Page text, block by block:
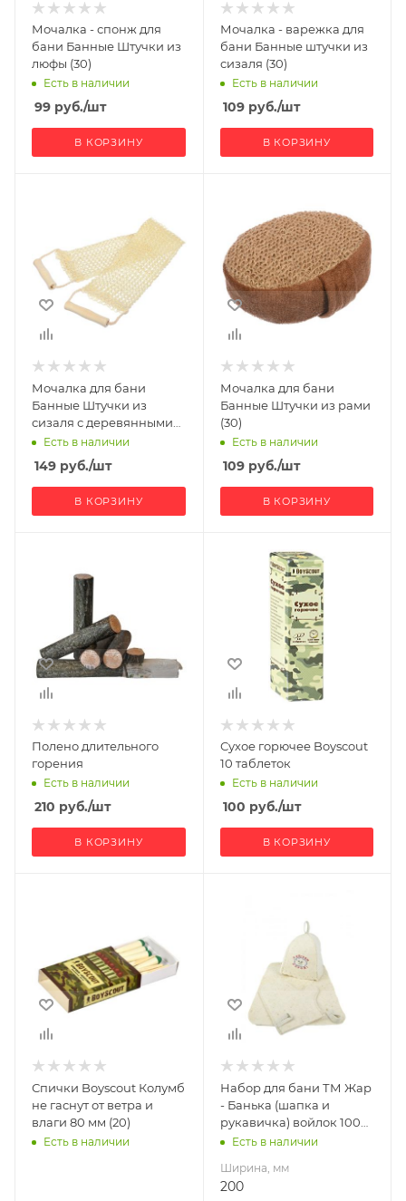
Мочалка - спонж для
бани Банные Штучки из
люфы (30)
Есть в наличии
99 руб./шт
В КОРЗИНУ
Мочалка - варежка для
бани Банные штучки из
сизаля (30)
Есть в наличии
109руб./шт
В КОРЗИНУ
Мочалка для бани
Банные Штучки из
сизаля с деревянными
ручками (30)
Есть в наличии
149 руб./шт
В КОРЗИНУ
Мочалка для бани
Банные Штучки из рами
(30)
Есть в наличии
109руб./шт
В КОРЗИНУ
Полено длительного
горения
Есть в наличии
210 руб./шт
В КОРЗИНУ
Сухое горючее Boyscout
10 таблеток
Есть в наличии
100 руб./шт
В КОРЗИНУ
Спички Boyscout Колумб
не гаснут от ветра и
влаги 80 мм (20)
Есть в наличии
Высота, мм
200
Набор для бани ТМ Жар
- Банька (шапка и
рукавичка) войлок 100%
серый С/П
Есть в наличии
Ширина, мм
200